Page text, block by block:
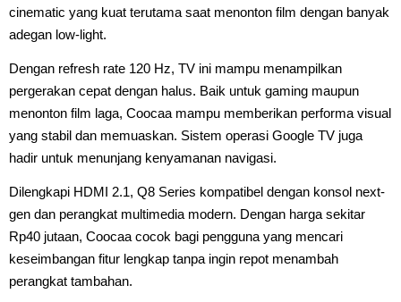
cinematic yang kuat terutama saat menonton film dengan banyak
adegan low-light.
Dengan refresh rate 120 Hz, TV ini mampu menampilkan
pergerakan cepat dengan halus. Baik untuk gaming maupun
menonton film laga, Coocaa mampu memberikan performa visual
yang stabil dan memuaskan. Sistem operasi Google TV juga
hadir untuk menunjang kenyamanan navigasi.
Dilengkapi HDMI 2.1, Q8 Series kompatibel dengan konsol next-
gen dan perangkat multimedia modern. Dengan harga sekitar
Rp40 jutaan, Coocaa cocok bagi pengguna yang mencari
keseimbangan fitur lengkap tanpa ingin repot menambah
perangkat tambahan.